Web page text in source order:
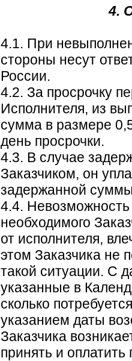
4.
4.1. При
стороны несут
России.
4.2. За просрочку
Исполнителя, из
сумма в размере
день просрочки.
4.3. В случае
Заказчиком, он
задержанной
4.4.
необходимого
от исполнителя,
этом Заказчика не
такой ситуации. С
указанные в
сколько
указанием даты
Заказчика
принять и